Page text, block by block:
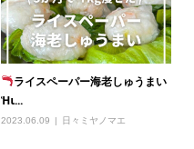
ライスペーパー海老しゅうまい
ᾙ...
2023.06.09 日々ミヤノマエ